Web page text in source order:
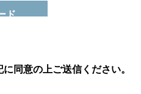
同意の上ご送信ください。